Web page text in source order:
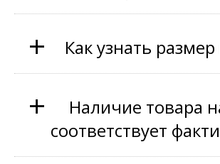
+ Как узнать
+
Наличие товара
соответствует